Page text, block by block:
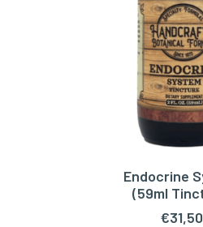
TOEVOEGEN AAN
Endocrine
(59ml
€31,50